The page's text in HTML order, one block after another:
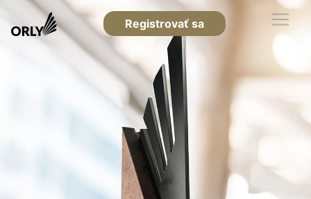
Registrovať sa